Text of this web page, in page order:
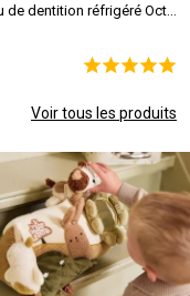
Voir tous les produits